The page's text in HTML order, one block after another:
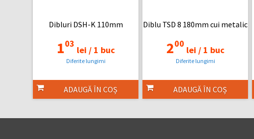
Dibluri DSH-K 110mm
103
lei /1 buc
Diferite lungimi
ADAUGĂ ÎN COȘ
Diblu TSD 8 180mm cui metalic
200
lei /1 buc
Diferite lungimi
ADAUGĂ ÎN COȘ